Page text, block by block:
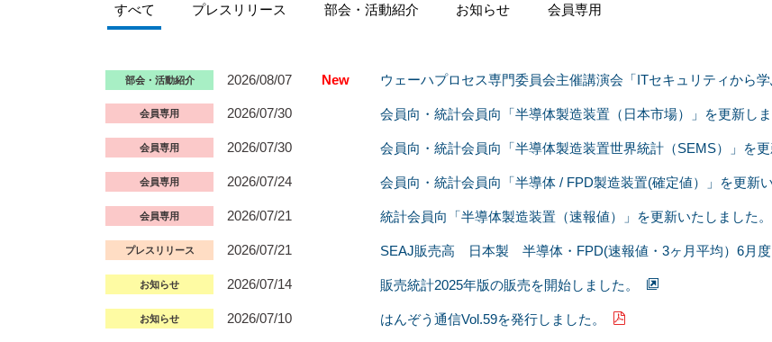
すべて プレスリリース 部会・活動紹介 お知らせ 会員専用
部会・活動紹介 2026/08/07 New ウェーハプロセス専門委員会主催講演会「ITセキュリティから学
会員専用 2026/07/30 会員向・統計会員向「半導体製造装置（日本市場）」を更新しま
会員専用 2026/07/30 会員向・統計会員向「半導体製造装置世界統計（SEMS）」を更
会員専用 2026/07/24 会員向・統計会員向「半導体 / FPD製造装置(確定値）」を更新
会員専用 2026/07/21 統計会員向「半導体製造装置（速報値）」を更新いたしました
プレスリリース 2026/07/21 SEAJ販売高 日本製 半導体・FPD(速報値・3ヶ月平均）6月度
お知らせ 2026/07/14 販売統計2025年版の販売を開始しました。
お知らせ 2026/07/10 はんぞう通信Vol.59を発行しました。